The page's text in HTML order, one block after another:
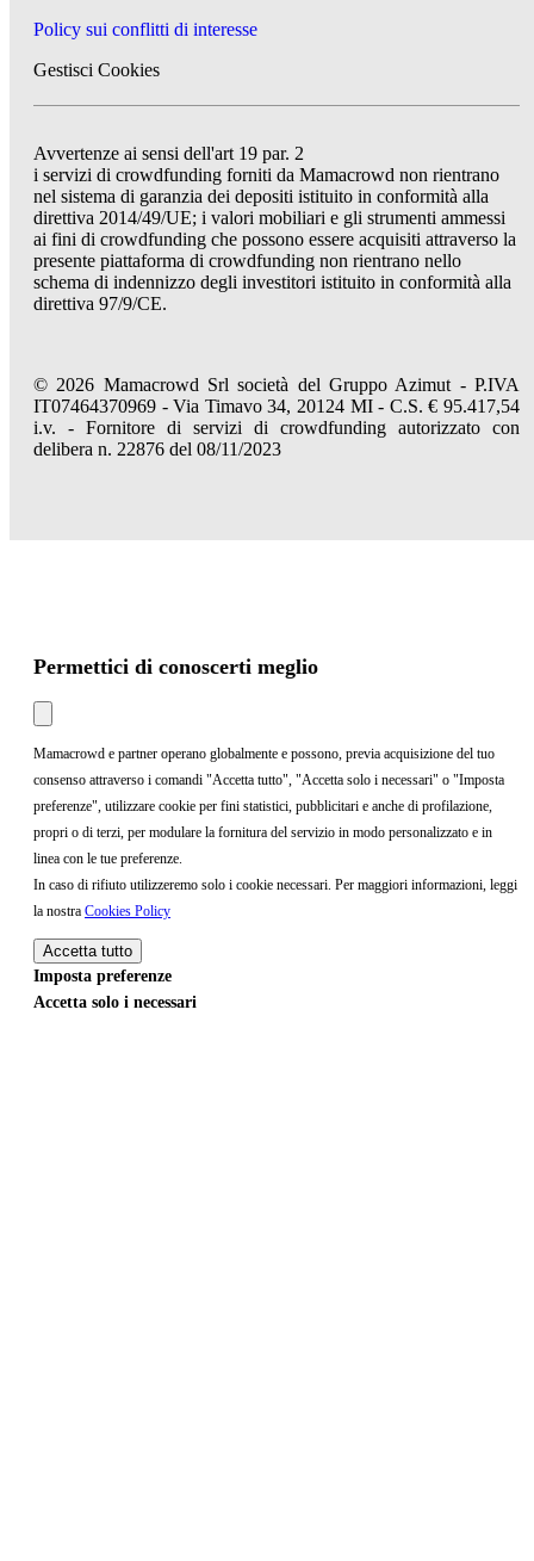
Policy sui conflitti di interesse
Gestisci Cookies
Avvertenze ai sensi dell'art 19 par. 2
i servizi di crowdfunding forniti da Mamacrowd non rientrano
nel sistema di garanzia dei depositi istituito in conformità alla
direttiva 2014/49/UE; i valori mobiliari e gli strumenti ammessi
ai fini di crowdfunding che possono essere acquisiti attraverso la
presente piattaforma di crowdfunding non rientrano nello
schema di indennizzo degli investitori istituito in conformità alla
direttiva 97/9/CE.
© 2026 Mamacrowd Srl società del Gruppo Azimut - P.IVA
IT07464370969 - Via Timavo 34, 20124 MI - C.S. € 95.417,54
i.v. - Fornitore di servizi di crowdfunding autorizzato con
delibera n. 22876 del 08/11/2023
Permettici di conoscerti meglio
Mamacrowd e partner operano globalmente e possono, previa acquisizione del tuo
consenso attraverso i comandi "Accetta tutto", "Accetta solo i necessari" o "Imposta
preferenze", utilizzare cookie per fini statistici, pubblicitari e anche di profilazione,
propri o di terzi, per modulare la fornitura del servizio in modo personalizzato e in
linea con le tue preferenze.
In caso di rifiuto utilizzeremo solo i cookie necessari. Per maggiori informazioni, leggi
la nostra Cookies Policy
Accetta tutto
Imposta preferenze
Accetta solo i necessari